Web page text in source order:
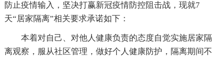
防止疫情输入，坚决打赢新冠疫情防控阻击战，现就7
天“居家隔离”相关要求承诺如下：
本着对自己、对他人健康负责的态度自觉实施居家隔
离观察，服从社区管理，做好个人健康防护，隔离期间不